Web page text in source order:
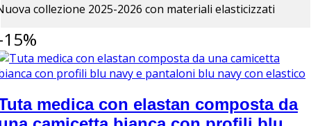
collezione 2025-2026 con materiali elasticizzati
medica con elastan composta da